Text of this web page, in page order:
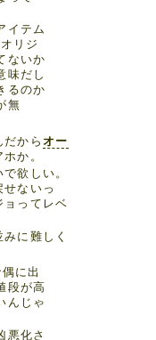
イテム
リジ
ないか
味だし
るのか
無
だからオー
か。
欲しい。
ないっ
ョってレベ
に難しく
に出
段が高
んじゃ
悪化さ